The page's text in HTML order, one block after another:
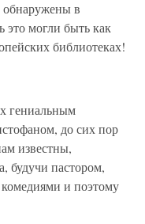
обнаружены в
это могли быть как
библиотеках!
гениальным
до сих пор
известны,
будучи пастором,
и поэтому